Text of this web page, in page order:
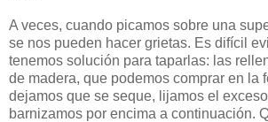
A veces, cuando picamos sobre una
se nos pueden hacer grietas. Es difícil
tenemos solución para taparlas: las
de madera, que podemos comprar en la
dejamos que se seque, lijamos el
barnizamos por encima a continuación.